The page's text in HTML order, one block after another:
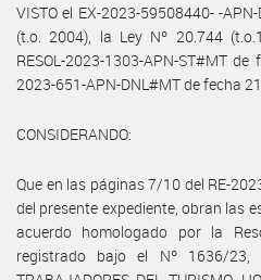
VISTO el EX-2023-59508440- -
(t.o. 2004), la Ley Nº 20.744
RESOL-2023-1303-APN-ST#MT
2023-651-APN-DNL#MT de fecha
CONSIDERANDO:
Que en las páginas 7/10 del RE-
del presente expediente, obran las
acuerdo homologado por la
registrado bajo el Nº 1636/23,